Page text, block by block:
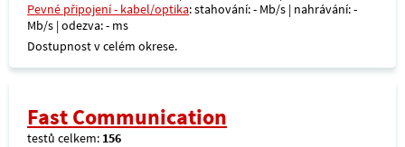
Pevné připojení - kabel/optika: stahování: - Mb/s | nahrávání: -
Mb/s | odezva: - ms
Dostupnost v celém okrese.
Fast Communication
testů celkem: 156